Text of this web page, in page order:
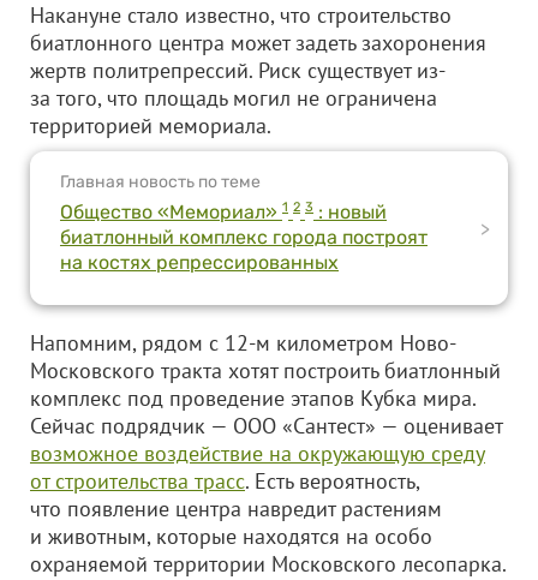
Накануне стало известно, что строительство
биатлонного центра может задеть захоронения
жертв политрепрессий. Риск существует из-
за того, что площадь могил не ограничена
территорией мемориала.
Главная новость по теме
Общество «Мемориал» 1 2 3 : новый
биатлонный комплекс города построят
на костях репрессированных
>
Напомним, рядом с 12-м километром Ново-
Московского тракта хотят построить биатлонный
комплекс под проведение этапов Кубка мира.
Сейчас подрядчик — ООО «Сантест» — оценивает
возможное воздействие на окружающую среду
от строительства трасс. Есть вероятность,
что появление центра навредит растениям
и животным, которые находятся на особо
охраняемой территории Московского лесопарка.